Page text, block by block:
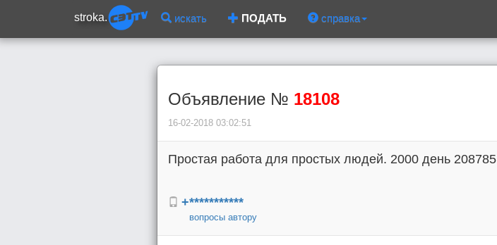
stroka. искать ПОДАТЬ справка
Объявление № 18108
16-02-2018 03:02:51
Простая работа для простых людей. 2000 день 208785
+***********
вопросы автору